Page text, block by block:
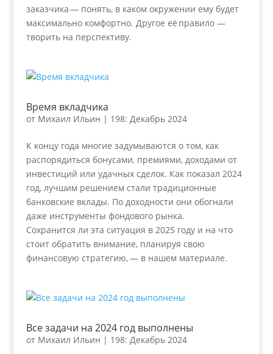
заказчика — понять, в каком окружении ему будет
максимально комфортно. Другое её правило —
творить на перспективу.
Время вкладчика
от Михаил Ильин | 198: Декабрь 2024
К концу года многие задумываются о том, как
распорядиться бонусами, премиями, доходами от
инвестиций или удачных сделок. Как показал 2024
год, лучшим решением стали традиционные
банковские вклады. По доходности они обогнали
даже инструменты фондового рынка.
Сохранится ли эта ситуация в 2025 году и на что
стоит обратить внимание, планируя свою
финансовую стратегию, — в нашем материале.
Все задачи на 2024 год выполнены
от Михаил Ильин | 198: Декабрь 2024